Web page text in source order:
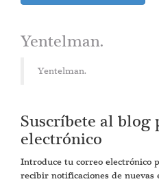
Yentelman.
Yentelman.
Suscríbete al blog
electrónico
Introduce tu correo electrónico
recibir notificaciones de nuevas